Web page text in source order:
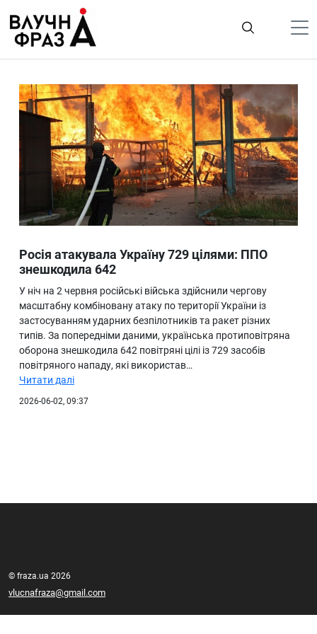
содержимому
Гроші
Життя
Лайфстайл
ТехноНаука
Людина
Ukraine
Про нас
Росія атакувала Україну 729 цілями: ППО
знешкодила 642
У ніч на 2 червня російські війська здійснили чергову
масштабну комбіновану атаку по території України із
застосуванням ударних безпілотників та ракет різних
типів. За попередніми даними, українська протиповітряна
оборона знешкодила 642 повітряні цілі із 729 засобів
повітряного нападу, які використав…
Читати далі
2026-06-02, 09:37
© fraza.ua 2026
vlucnafraza@gmail.com